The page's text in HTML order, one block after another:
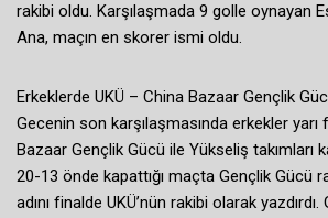
rakibi oldu. Karşılaşmada 9 golle oynayan
Ana, maçın en skorer ismi oldu.
Erkeklerde UKÜ – China Bazaar Gençlik
Gecenin son karşılaşmasında erkekler yarı
Bazaar Gençlik Gücü ile Yükseliş takımları
20-13 önde kapattığı maçta Gençlik Gücü
adını finalde UKÜ’nün rakibi olarak